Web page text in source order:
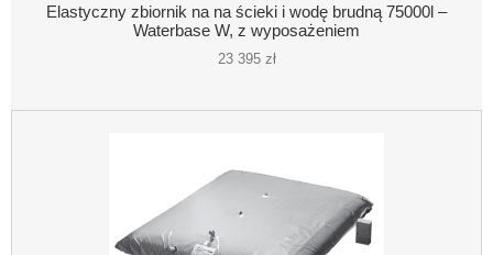
Elastyczny zbiornik na na ścieki i wodę brudną 75000l –
Waterbase W, z wyposażeniem
23 395 zł